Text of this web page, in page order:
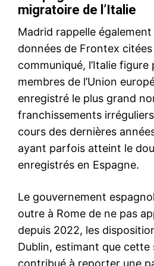
Nous contacter
Formules d’abonnement
Mon compte
Related
Un passager américain
asymptomatique testé positif
au hantavirus après
l’évacuation du navire MV
Hondius à Tenerife
Crash
10